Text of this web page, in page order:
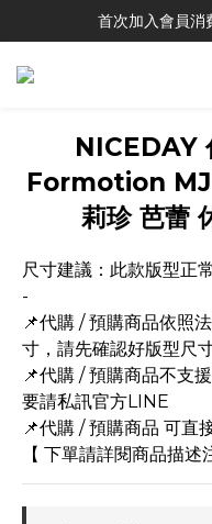
首次加入會員
NICEDAY
Formotion MJ
莉珍 芭蕾
尺寸建議：此款版型正
-
📌代購 / 預購商品依照
寸，請先確認好版型尺
📌代購 / 預購商品不支
要請私訊官方LINE
📌代購 / 預購商品 可直
【 下單請詳閱商品描述